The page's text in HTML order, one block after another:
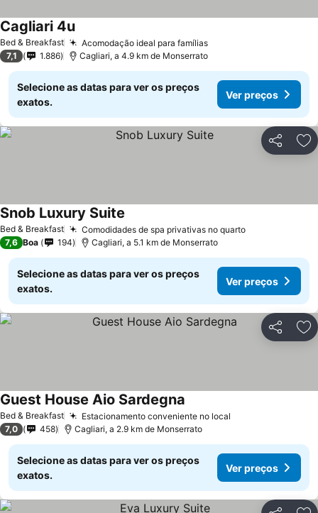
Bed & Breakfast Acomodação ideal para famílias
Cagliari 4u
7,1 1.886 Cagliari, a 4.9 km de Monserrato
Selecione as datas para ver os preços
exatos.
Ver preços
Partilhar
Bed & Breakfast Comodidades de spa privativas no quarto
Snob Luxury Suite
7,6 Boa 194 Cagliari, a 5.1 km de Monserrato
Selecione as datas para ver os preços
exatos.
Ver preços
Partilhar
Bed & Breakfast Estacionamento conveniente no local
Guest House Aio Sardegna
7,0 458 Cagliari, a 2.9 km de Monserrato
Selecione as datas para ver os preços
exatos.
Ver preços